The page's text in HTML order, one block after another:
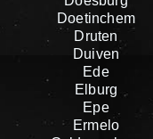
Doetinchem
Druten
Duiven
Ede
Elburg
Epe
Ermelo